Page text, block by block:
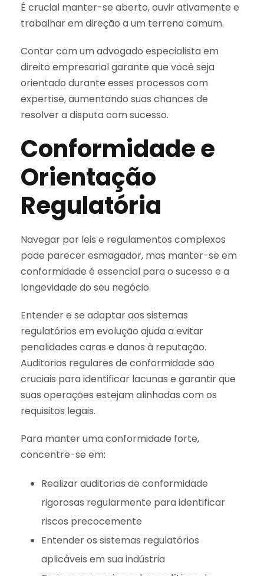
É crucial manter-se aberto, ouvir ativamente e
trabalhar em direção a um terreno comum.
Contar com um advogado especialista em
direito empresarial garante que você seja
orientado durante esses processos com
expertise, aumentando suas chances de
resolver a disputa com sucesso.
Conformidade e
Orientação
Regulatória
Navegar por leis e regulamentos complexos
pode parecer esmagador, mas manter-se em
conformidade é essencial para o sucesso e a
longevidade do seu negócio.
Entender e se adaptar aos sistemas
regulatórios em evolução ajuda a evitar
penalidades caras e danos à reputação.
Auditorias regulares de conformidade são
cruciais para identificar lacunas e garantir que
suas operações estejam alinhadas com os
requisitos legais.
Para manter uma conformidade forte,
concentre-se em:
Realizar auditorias de conformidade
rigorosas regularmente para identificar
riscos precocemente
Entender os sistemas regulatórios
aplicáveis em sua indústria